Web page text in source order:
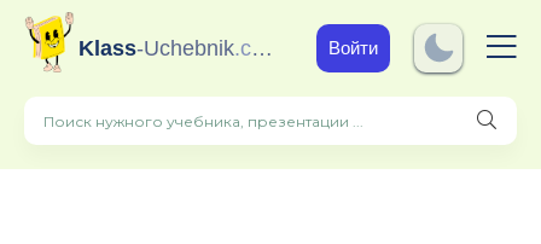
Klass-Uchebnik.com Войти